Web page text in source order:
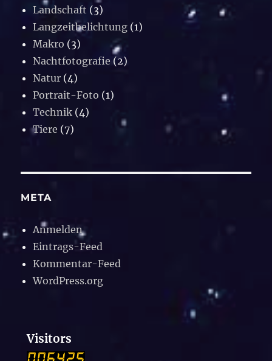
Landschaft (3)
Langzeitbelichtung (1)
Makro (3)
Nachtfotografie (2)
Natur (4)
Portrait-Foto (1)
Technik (4)
Tiere (7)
META
Anmelden
Eintrags-Feed
Kommentar-Feed
WordPress.org
Visitors